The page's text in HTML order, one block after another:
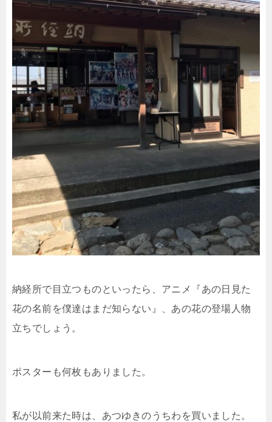
納経所で目立つものといったら、アニメ『あの日見た
花の名前を僕達はまだ知らない』、あの花の登場人物
立ちでしょう。
ポスターも何枚もありました。
私が以前来た時は、あつゆきのうちわを買いました。